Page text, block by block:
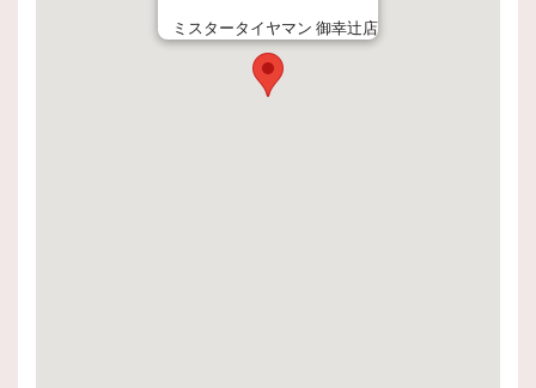
ミスタータイヤマン 御幸辻店